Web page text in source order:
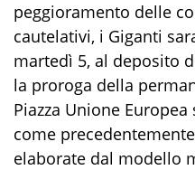
peggioramento delle
cautelativi, i Giganti
martedì 5, al deposito
la proroga della
Piazza Unione
come
elaborate dal modello